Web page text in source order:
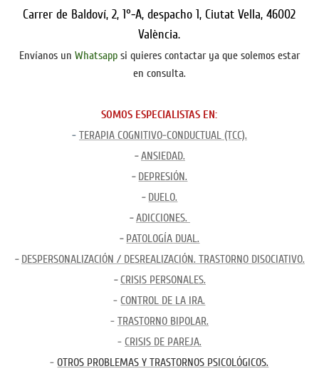
Carrer de Baldoví, 2, 1°-A, despacho 1, Ciutat Vella, 46002
València.
Envíanos un Whatsapp si quieres contactar ya que solemos estar
en consulta.
SOMOS ESPECIALISTAS EN:
- TERAPIA COGNITIVO-CONDUCTUAL (TCC).
- ANSIEDAD.
- DEPRESIÓN.
- DUELO.
- ADICCIONES.
- PATOLOGÍA DUAL.
- DESPERSONALIZACIÓN / DESREALIZACIÓN. TRASTORNO DISOCIATIVO.
- CRISIS PERSONALES.
- CONTROL DE LA IRA.
- TRASTORNO BIPOLAR.
- CRISIS DE PAREJA.
- OTROS PROBLEMAS Y TRASTORNOS PSICOLÓGICOS.